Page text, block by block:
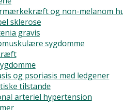
og non-melanom
sklerose
gravis
sygdomme
og psoriasis med ledgener
tilstande
arteriel hypertension